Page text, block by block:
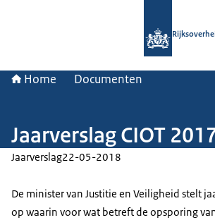
Home Documenten
Jaarverslag CIOT
Jaarverslag22-05-2018
De minister van Justitie en Veiligheid stelt
op waarin voor wat betreft de opsporing